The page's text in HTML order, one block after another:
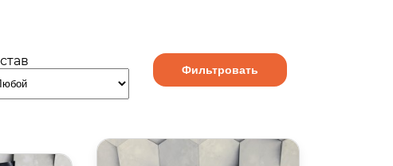
Фильтровать